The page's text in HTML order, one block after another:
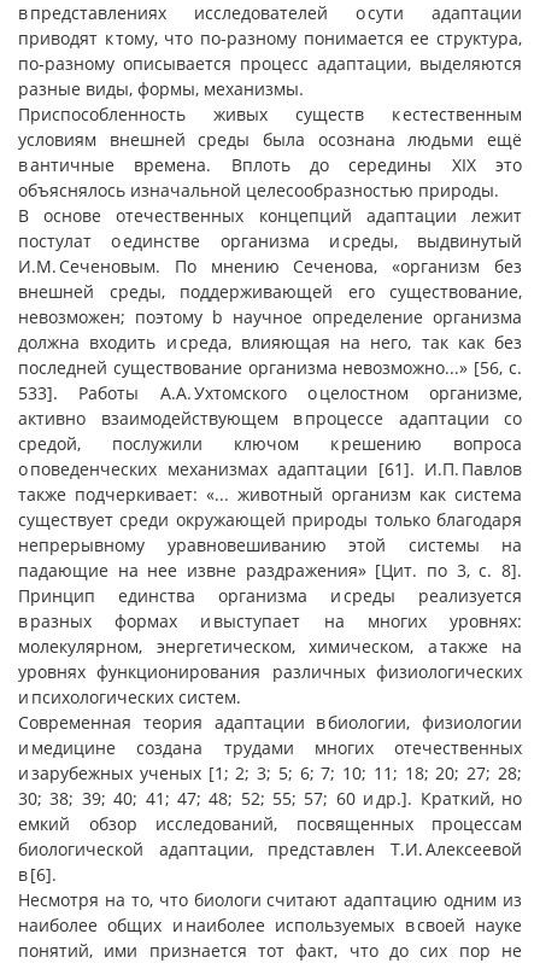
в представлениях исследователей о сути адаптации
приводят к тому, что по-разному понимается ее структура,
по-разному описывается процесс адаптации, выделяются
разные виды, формы, механизмы.
Приспособленность живых существ к естественным
условиям внешней среды была осознана людьми ещё
в античные времена. Вплоть до середины XIX это
объяснялось изначальной целесообразностью природы.
В основе отечественных концепций адаптации лежит
постулат о единстве организма и среды, выдвинутый
И.М. Сеченовым. По мнению Сеченова, «организм без
внешней среды, поддерживающей его существование,
невозможен; поэтому b научное определение организма
должна входить и среда, влияющая на него, так как без
последней существование организма невозможно...» [56, с.
533]. Работы А.А. Ухтомского о целостном организме,
активно взаимодействующем в процессе адаптации со
средой, послужили ключом к решению вопроса
о поведенческих механизмах адаптации [61]. И.П. Павлов
также подчеркивает: «... животный организм как система
существует среди окружающей природы только благодаря
непрерывному уравновешиванию этой системы на
падающие на нее извне раздражения» [Цит. по 3, с. 8].
Принцип единства организма и среды реализуется
в разных формах и выступает на многих уровнях:
молекулярном, энергетическом, химическом, а также на
уровнях функционирования различных физиологических
и психологических систем.
Современная теория адаптации в биологии, физиологии
и медицине создана трудами многих отечественных
и зарубежных ученых [1; 2; 3; 5; 6; 7; 10; 11; 18; 20; 27; 28;
30; 38; 39; 40; 41; 47; 48; 52; 55; 57; 60 и др.]. Краткий, но
емкий обзор исследований, посвященных процессам
биологической адаптации, представлен Т.И. Алексеевой
в [6].
Несмотря на то, что биологи считают адаптацию одним из
наиболее общих и наиболее используемых в своей науке
понятий, ими признается тот факт, что до сих пор не